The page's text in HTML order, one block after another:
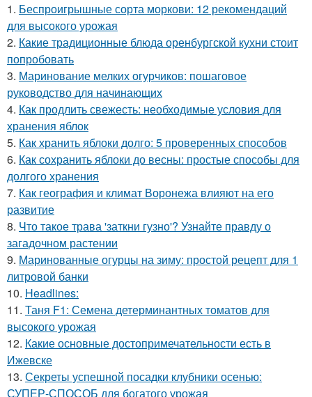
1. Беспроигрышные сорта моркови: 12 рекомендаций
для высокого урожая
2. Какие традиционные блюда оренбургской кухни стоит
попробовать
3. Маринование мелких огурчиков: пошаговое
руководство для начинающих
4. Как продлить свежесть: необходимые условия для
хранения яблок
5. Как хранить яблоки долго: 5 проверенных способов
6. Как сохранить яблоки до весны: простые способы для
долгого хранения
7. Как география и климат Воронежа влияют на его
развитие
8. Что такое трава 'заткни гузно'? Узнайте правду о
загадочном растении
9. Маринованные огурцы на зиму: простой рецепт для 1
литровой банки
10. Headlines:
11. Таня F1: Семена детерминантных томатов для
высокого урожая
12. Какие основные достопримечательности есть в
Ижевске
13. Секреты успешной посадки клубники осенью:
СУПЕР-СПОСОБ для богатого урожая